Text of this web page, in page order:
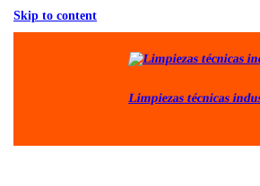
Skip to content
Limpiezas técnicas